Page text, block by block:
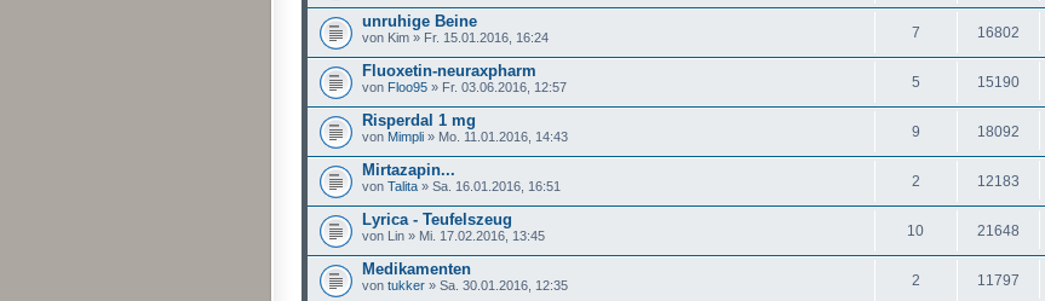
unruhige Beine
von Kim » Fr. 15.01.2016, 16:24 7 16802
Fluoxetin-neuraxpharm
von Floo95 » Fr. 03.06.2016, 12:57 5 15190
Risperdal 1 mg
von Mimpli » Mo. 11.01.2016, 14:43 9 18092
Mirtazapin...
von Talita » Sa. 16.01.2016, 16:51 2 12183
Lyrica - Teufelszeug
von Lin » Mi. 17.02.2016, 13:45 10 21648
Medikamenten
von tukker » Sa. 30.01.2016, 12:35 2 11797